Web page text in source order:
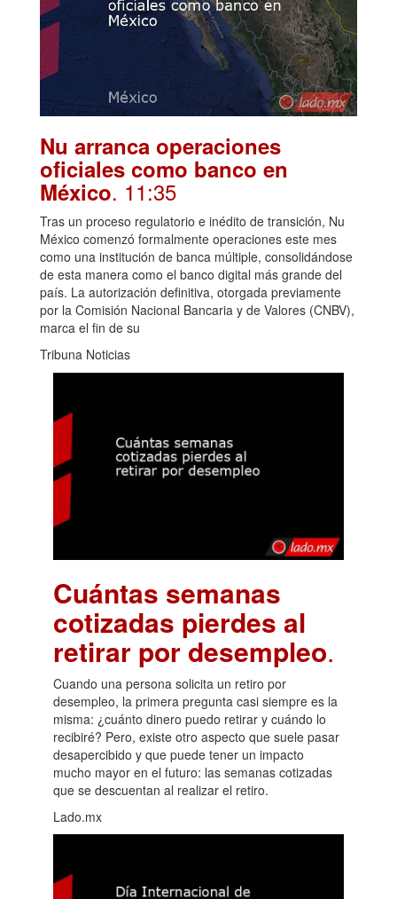
Nu arranca operaciones
oficiales como banco en
México. 11:35
Tras un proceso regulatorio e inédito de transición, Nu
México comenzó formalmente operaciones este mes
como una institución de banca múltiple, consolidándose
de esta manera como el banco digital más grande del
país. La autorización definitiva, otorgada previamente
por la Comisión Nacional Bancaria y de Valores (CNBV),
marca el fin de su
Tribuna Noticias
Cuántas semanas
cotizadas pierdes al
retirar por desempleo.
Cuando una persona solicita un retiro por
desempleo, la primera pregunta casi siempre es la
misma: ¿cuánto dinero puedo retirar y cuándo lo
recibiré? Pero, existe otro aspecto que suele pasar
desapercibido y que puede tener un impacto
mucho mayor en el futuro: las semanas cotizadas
que se descuentan al realizar el retiro.
Lado.mx